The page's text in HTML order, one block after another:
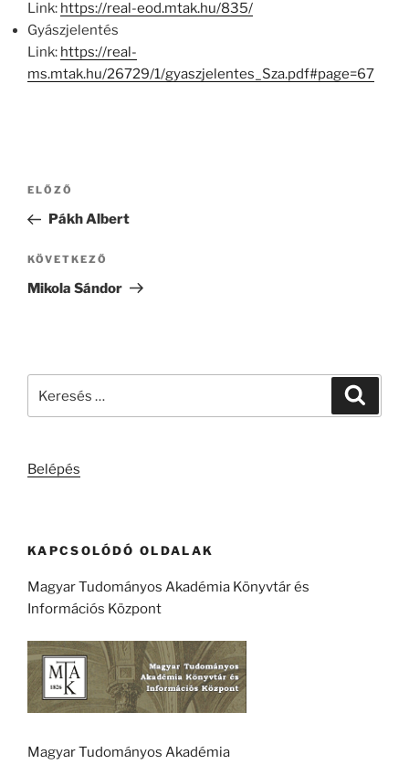
Link: https://real-eod.mtak.hu/835/
Gyászjelentés
Link: https://real-
ms.mtak.hu/26729/1/gyaszjelentes_Sza.pdf#page=67
Bejegyzés
Korábbi
bejegyzés
ELŐZŐ
Pákh Albert
Következő
bejegyzés
KÖVETKEZŐ
Mikola Sándor
Belépés
KAPCSOLÓDÓ OLDALAK
Magyar Tudományos Akadémia Könyvtár és
Információs Központ
Magyar Tudományos Akadémia